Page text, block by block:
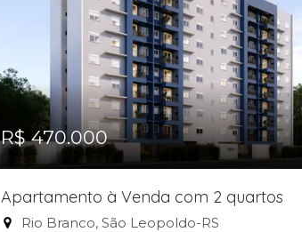
R$ 470.000
Apartamento à Venda com 2 quartos
Rio Branco, São Leopoldo-RS